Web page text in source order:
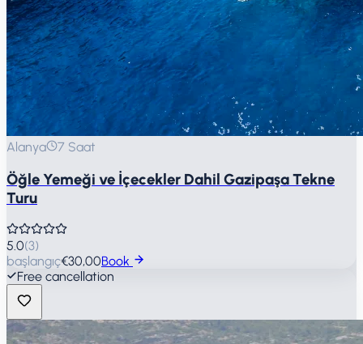
Alanya 7 Saat
Öğle Yemeği ve İçecekler Dahil Gazipaşa Tekne
Turu
5.0(3)
başlangıç€30,00Book
Free cancellation